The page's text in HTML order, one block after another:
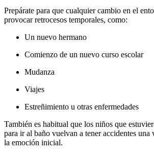
Prepárate para que cualquier cambio en el
provocar retrocesos temporales, como:
Un nuevo hermano
Comienzo de un nuevo curso escolar
Mudanza
Viajes
Estreñimiento u otras enfermedades
También es habitual que los niños que
para ir al baño vuelvan a tener accidentes una
la emoción inicial.